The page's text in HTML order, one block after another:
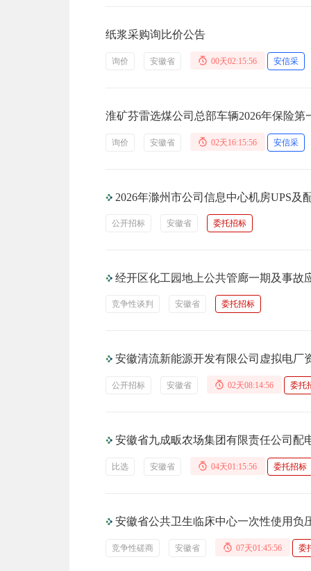
纸浆采购询比价公告
询价 安徽省 00天02:15:56 安信采
淮矿芬雷选煤公司总部车辆2026年保险第
询价 安徽省 02天16:15:56 安信采
2026年滁州市公司信息中心机房UPS
公开招标 安徽省 委托招标
经开区化工园地上公共管廊一期及事故
竞争性谈判 安徽省 委托招标
安徽清流新能源开发有限公司虚拟电厂
公开招标 安徽省 02天08:14:56 委托
安徽省九成畈农场集团有限责任公司配
比选 安徽省 04天01:15:56 委托招标
安徽省公共卫生临床中心一次性使用负
竞争性磋商 安徽省 07天01:45:56 委